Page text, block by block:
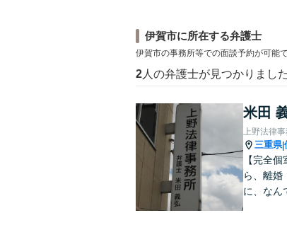
伊賀市に所在する弁護士
伊賀市の事務所等での面談予約が可能で
2 人の弁護士が見つかりました
米田
上野法律
三重県|
【完全
ら、離婚
に、なん